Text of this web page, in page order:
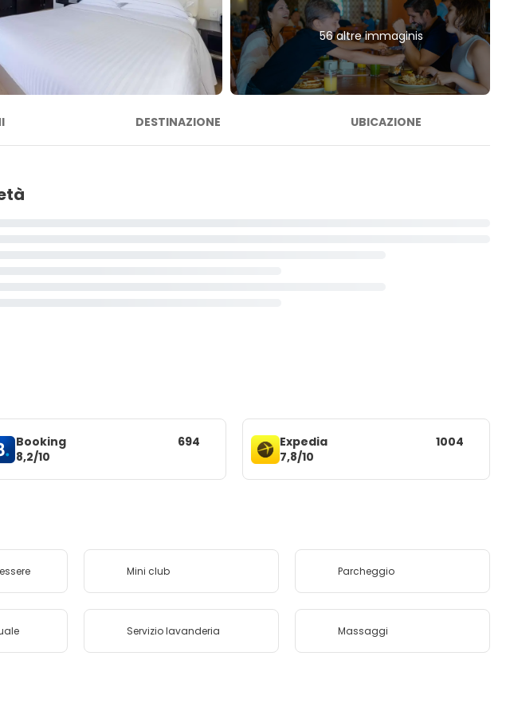
56 altre immaginis
DESTINAZIONE UBICAZIONE
Booking
8,2/10
694
Expedia
7,8/10
1004
Mini club Parcheggio
Servizio lavanderia Massaggi